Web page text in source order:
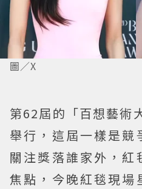
圖／X
第62屆的「百想藝術
舉行，這屆一樣是競
關注獎落誰家外，紅
焦點，今晚紅毯現場